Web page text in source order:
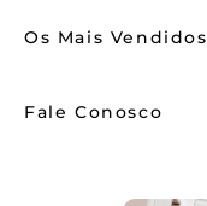
Os Mais Vendidos
Fale Conosco